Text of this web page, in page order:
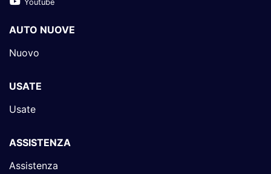
Youtube
AUTO NUOVE
Nuovo
USATE
Usate
ASSISTENZA
Assistenza